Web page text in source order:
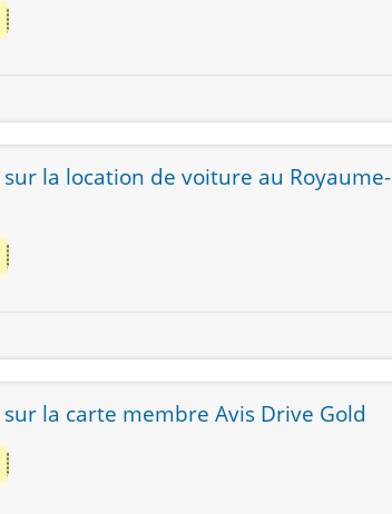
la location de voiture au Royaume-
la carte membre Avis Drive Gold